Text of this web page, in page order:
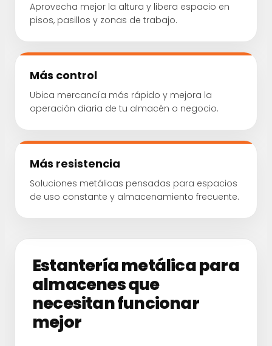
Aprovecha mejor la altura y libera espacio en
pisos, pasillos y zonas de trabajo.
Más control
Ubica mercancía más rápido y mejora la
operación diaria de tu almacén o negocio.
Más resistencia
Soluciones metálicas pensadas para espacios
de uso constante y almacenamiento frecuente.
Estantería metálica para
almacenes que
necesitan funcionar
mejor